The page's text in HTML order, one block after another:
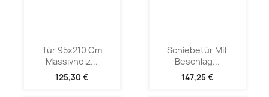
Tür 95x210 Cm
Massivholz...
125,30 €
Schiebetür Mit
Beschlag...
147,25 €